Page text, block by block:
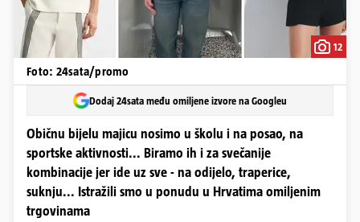
12
Foto: 24sata/promo
Dodaj 24sata među omiljene izvore na Googleu
Običnu bijelu majicu nosimo u školu i na posao, na
sportske aktivnosti... Biramo ih i za svečanije
kombinacije jer ide uz sve - na odijelo, traperice,
suknju... Istražili smo u ponudu u Hrvatima omiljenim
trgovinama